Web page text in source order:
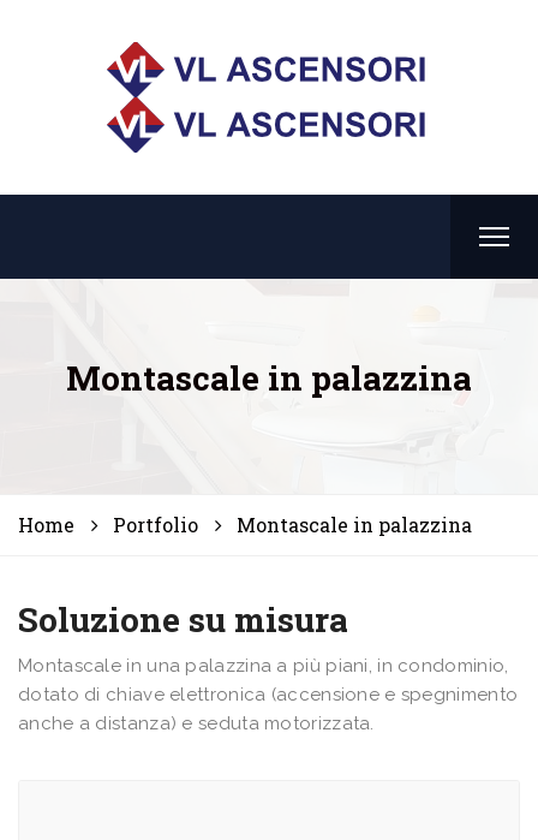
Montascale in palazzina
Home Portfolio Montascale in palazzina
Soluzione su misura
Montascale in una palazzina a più piani, in condominio,
dotato di chiave elettronica (accensione e spegnimento
anche a distanza) e seduta motorizzata.